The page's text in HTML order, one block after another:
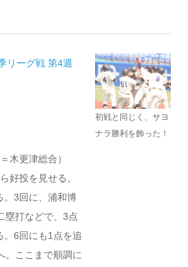
リーグ戦 第4週
木更津総合）
好投を見せる。
。3回に、浦和博
塁打などで、3点
。6回にも1点を追
。ここまで順調に
初戦と同じく、サヨ
ナラ勝利を飾った！